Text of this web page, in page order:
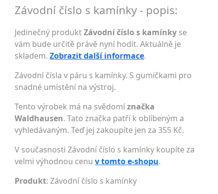
Závodní číslo s kamínky - popis:
Jedinečný produktZávodní číslo s kamínky se
vám bude určitě právě nyní hodit. Aktuálně je
skladem. Zobrazit další informace.
Závodní čísla v páru s kamínky. S gumičkami pro
snadné umístění na výstroj.
Tento výrobek má na svědomíznačka
Waldhausen. Tato značka patří k oblíbeným a
vyhledávaným. Teď jej zakoupíte jen za 355 Kč.
V současnosti Závodní číslo s kamínky koupíte za
velmi výhodnou cenu v tomto e-shopu.
Produkt: Závodní číslo s kamínky